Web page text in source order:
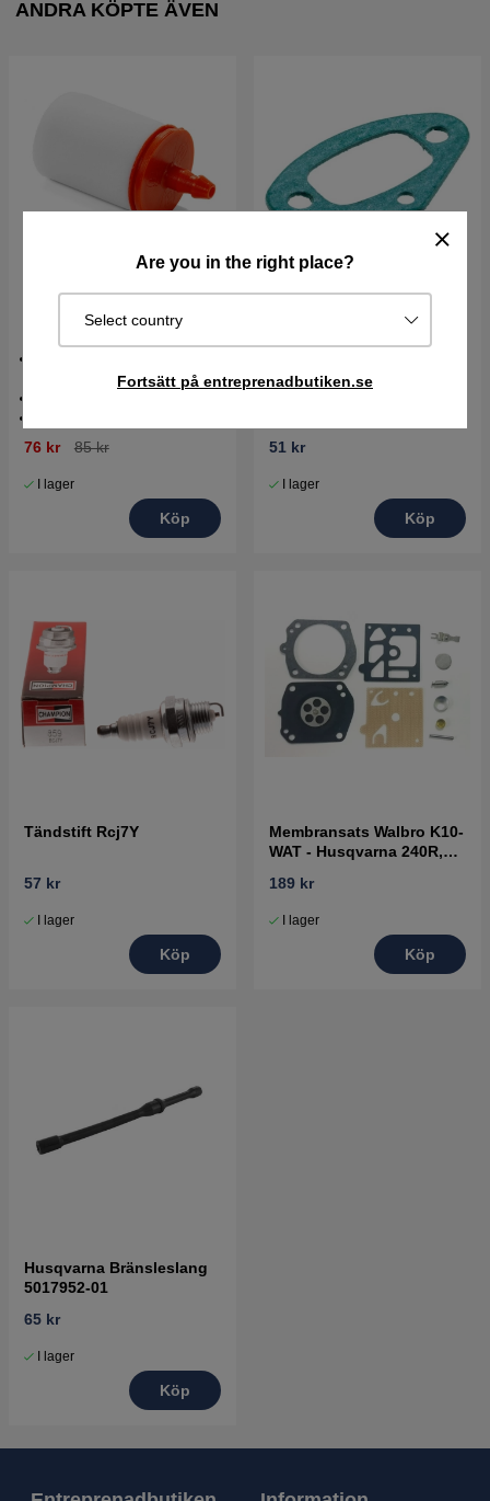
Are you in the right place?
Select country
Fortsätt på entreprenadbutiken.se
ANDRA KÖPTE ÄVEN
Bränslefilter Husqvarna
76 kr 85 kr
I lager
Köp
Husqvarna Packning
51 kr
I lager
Köp
Tändstift Rcj7Y
57 kr
I lager
Köp
Membransats Walbro K10-
WAT - Husqvarna 240R,
189 kr
I lager
Köp
Husqvarna Bränsleslang
5017952-01
65 kr
I lager
Köp